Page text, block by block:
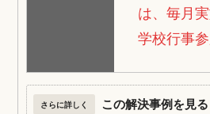
は、毎月
学校行事
さらに詳しく この解決事例を見る